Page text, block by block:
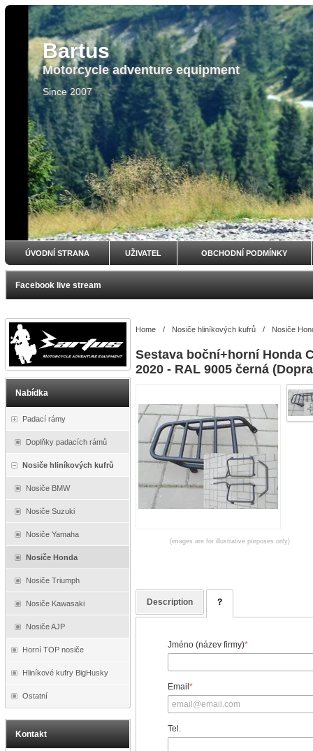
Bartus
Motorcycle adventure equipment
Since 2007
ÚVODNÍ STRANA UŽIVATEL OBCHODNÍ PODMÍNKY
Facebook live stream
Nabídka
Padací rámy
Doplňky padacích rámů
Nosiče hliníkových kufrů
Nosiče BMW
Nosiče Suzuki
Nosiče Yamaha
Nosiče Honda
Nosiče Triumph
Nosiče Kawasaki
Nosiče AJP
Horní TOP nosiče
Hliníkové kufry BigHusky
Ostatní
Kontakt
Home / Nosiče hliníkových kufrů / Nosiče
Sestava boční+horní Honda
2020 - RAL 9005 černá
(images are for illustrative purposes only)
Description ?
Jméno (název firmy)*
Email*
Tel.